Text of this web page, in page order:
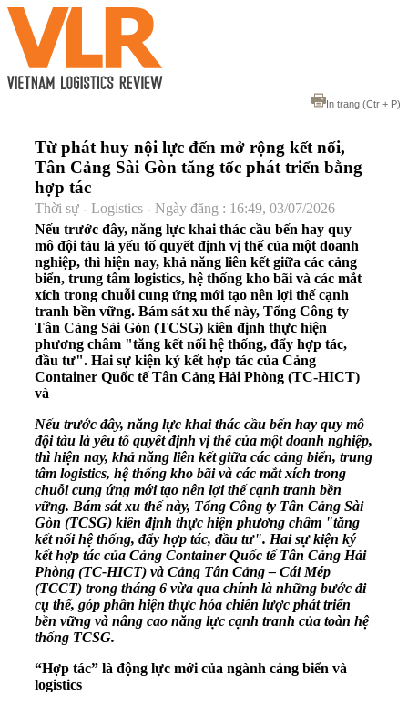
In trang (Ctr + P)
Từ phát huy nội lực đến mở rộng kết nối,
Tân Cảng Sài Gòn tăng tốc phát triển bằng
hợp tác
Thời sự - Logistics - Ngày đăng : 16:49, 03/07/2026
Nếu trước đây, năng lực khai thác cầu bến hay quy
mô đội tàu là yếu tố quyết định vị thế của một doanh
nghiệp, thì hiện nay, khả năng liên kết giữa các cảng
biển, trung tâm logistics, hệ thống kho bãi và các mắt
xích trong chuỗi cung ứng mới tạo nên lợi thế cạnh
tranh bền vững. Bám sát xu thế này, Tổng Công ty
Tân Cảng Sài Gòn (TCSG) kiên định thực hiện
phương châm "tăng kết nối hệ thống, đẩy hợp tác,
đầu tư". Hai sự kiện ký kết hợp tác của Cảng
Container Quốc tế Tân Cảng Hải Phòng (TC-HICT)
và
Nếu trước đây, năng lực khai thác cầu bến hay quy mô
đội tàu là yếu tố quyết định vị thế của một doanh nghiệp,
thì hiện nay, khả năng liên kết giữa các cảng biển, trung
tâm logistics, hệ thống kho bãi và các mắt xích trong
chuỗi cung ứng mới tạo nên lợi thế cạnh tranh bền
vững. Bám sát xu thế này, Tổng Công ty Tân Cảng Sài
Gòn (TCSG) kiên định thực hiện phương châm "tăng
kết nối hệ thống, đẩy hợp tác, đầu tư". Hai sự kiện ký
kết hợp tác của Cảng Container Quốc tế Tân Cảng Hải
Phòng (TC-HICT) và Cảng Tân Cảng – Cái Mép
(TCCT) trong tháng 6 vừa qua chính là những bước đi
cụ thể, góp phần hiện thực hóa chiến lược phát triển
bền vững và nâng cao năng lực cạnh tranh của toàn hệ
thống TCSG.
“Hợp tác” là động lực mới của ngành cảng biển và
logistics